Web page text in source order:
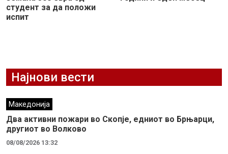
студент за да положи
испит
Најнови вести
Македонија
Два активни пожари во Скопје, едниот во Брњарци,
другиот во Волково
08/08/2026 13:32